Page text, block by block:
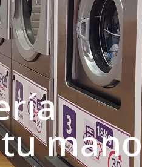
mano